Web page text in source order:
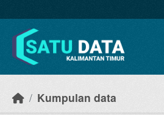
Kumpulan data